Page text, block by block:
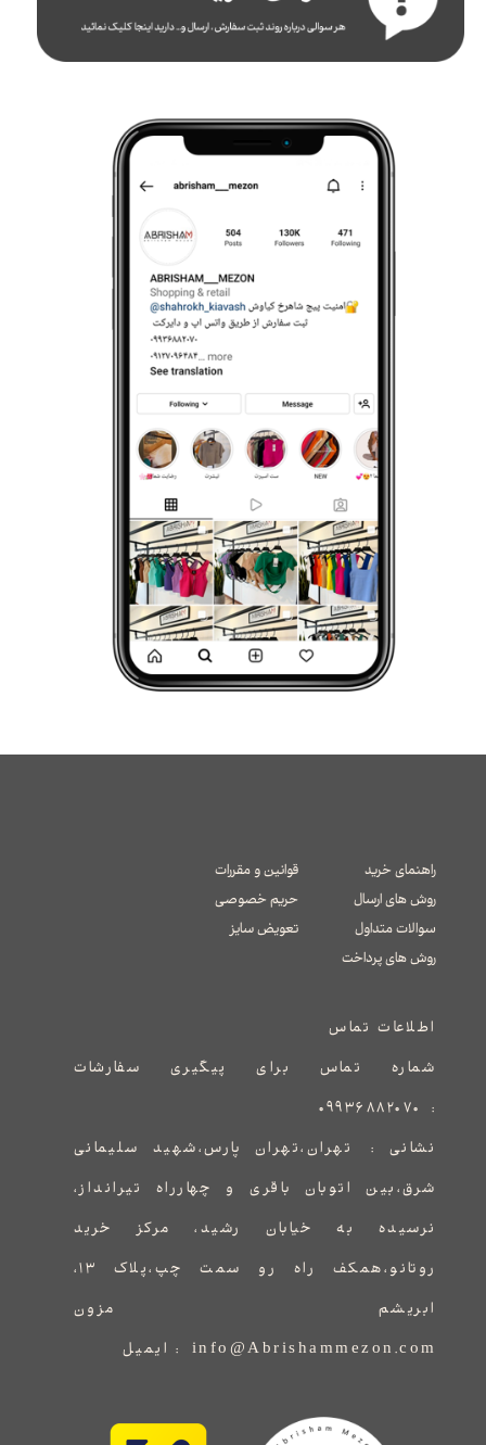
راهنمای خرید
روش های ارسال
سوالات متداول
​​​​​​​روش های پرداخت
قوانین و مقررات
حریم خصوصی
تعویض سایز
اطلاعات تماس
شماره تماس برای پیگیری سفارشات
: ۰۹۹۳۶۸۸۲۰۷۰
نشانی : ​​​​​​​​​​​​​​تهران،تهران پارس،شهید سلیمانی
شرق،بین اتوبان باقری و چهارراه تیرانداز،
نرسیده به خیابان رشید، مرکز خرید
روتانو،همکف راه رو سمت چپ،پلاک ۱۳،
ابریشم مزون
info@Abrishammezon.com : ایمیل